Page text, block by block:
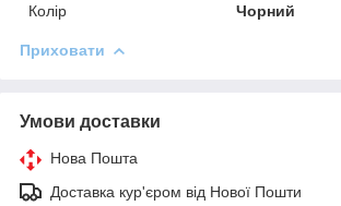
Колір
Чорний
Приховати
Умови доставки
Нова Пошта
Доставка кур'єром від Нової Пошти